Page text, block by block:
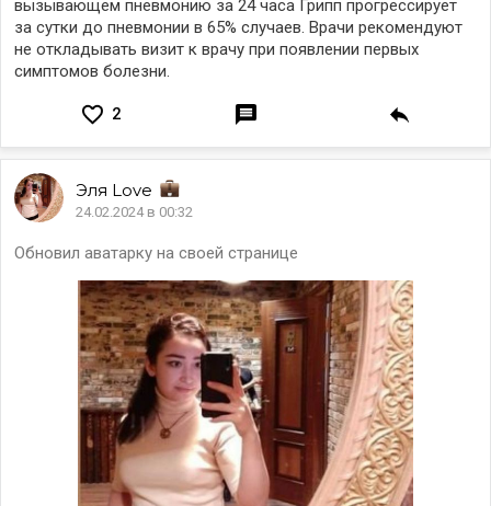
вызывающем пневмонию за 24 часа Грипп прогрессирует
за сутки до пневмонии в 65% случаев. Врачи рекомендуют
не откладывать визит к врачу при появлении первых
симптомов болезни.
2
Эля Love
24.02.2024 в 00:32
Обновил аватарку на своей странице